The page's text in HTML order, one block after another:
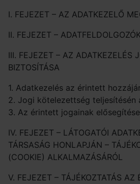
I. FEJEZET – AZ ADATKEZELŐ
II. FEJEZET –
III. FEJEZET – AZ ADATKEZELÉS
BIZTOSÍTÁSA
1. Adatkezelés az érintett
2. Jogi kötelezettség teljesítésén
3. Az érintett jogainak elősegítése
IV. FEJEZET – LÁTOGATÓI
TÁRSASÁG HONLAPJÁN –
(COOKIE) ALKALMAZÁSÁRÓL
V. FEJEZET – TÁJÉKOZTATÁS AZ